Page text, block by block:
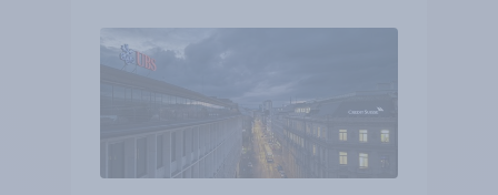
von Grossbanken steht